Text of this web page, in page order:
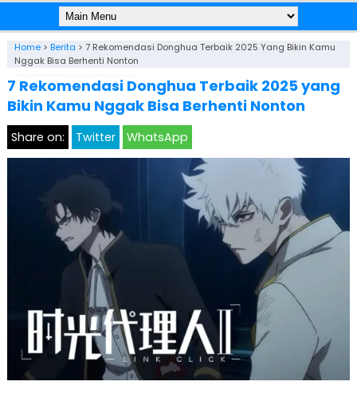
Home> Berita > 7 Rekomendasi Donghua Terbaik 2025 Yang Bikin Kamu
Nggak Bisa Berhenti Nonton
7 Rekomendasi Donghua Terbaik 2025 yang
Bikin Kamu Nggak Bisa Berhenti Nonton
Share on: Twitter WhatsApp